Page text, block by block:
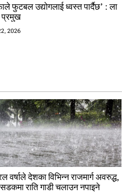
फुटबल उद्योगलाई ध्वस्त पार्दैछ’ : ला
प्रमुख
2026
वर्षाले देशका विभिन्न राजमार्ग अवरुद्ध,
राति गाडी चलाउन नपाइने